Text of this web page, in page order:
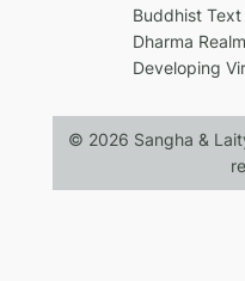
Buddhist
Dharma
Developing
© 2026 Sangha &